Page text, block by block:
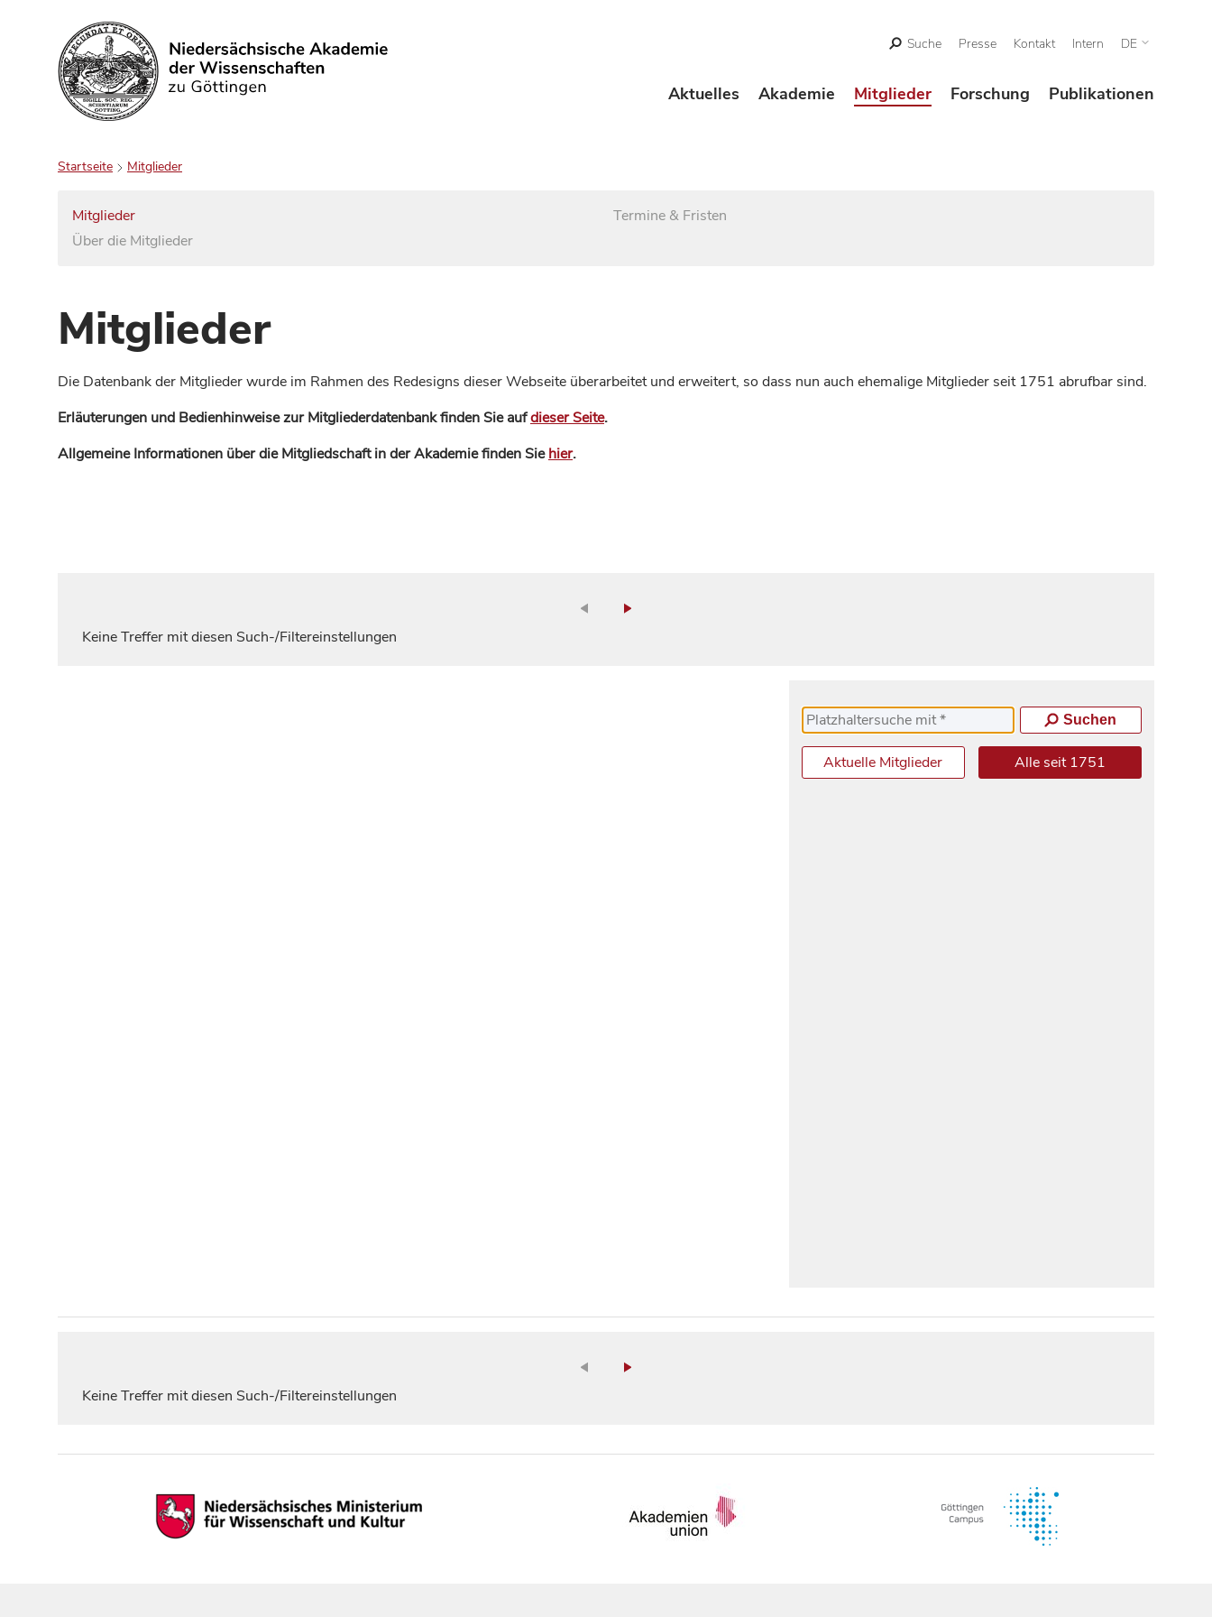
Suchen
Suche Presse Kontakt Intern DE
Aktuelles Akademie Mitglieder Forschung Publikationen
Startseite Mitglieder
Mitglieder
Über die Mitglieder
Termine & Fristen
Mitglieder
Die Datenbank der Mitglieder wurde im Rahmen des Redesigns dieser Webseite überarbeitet und erweitert, so dass nun auch ehemalige Mitglieder seit 1751 abrufbar sind.
Erläuterungen und Bedienhinweise zur Mitgliederdatenbank finden Sie aufdieser Seite.
Allgemeine Informationen über die Mitgliedschaft in der Akademie finden Siehier.
Keine Treffer mit diesen Such-/Filtereinstellungen
Suchen
Aktuelle Mitglieder Alle seit 1751
Keine Treffer mit diesen Such-/Filtereinstellungen